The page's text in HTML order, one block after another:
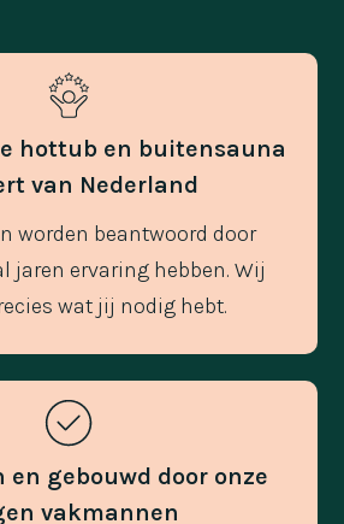
hottub en buitensauna
van Nederland
worden beantwoord door
jaren ervaring hebben. Wij
wat jij nodig hebt.
en gebouwd door onze
vakmannen